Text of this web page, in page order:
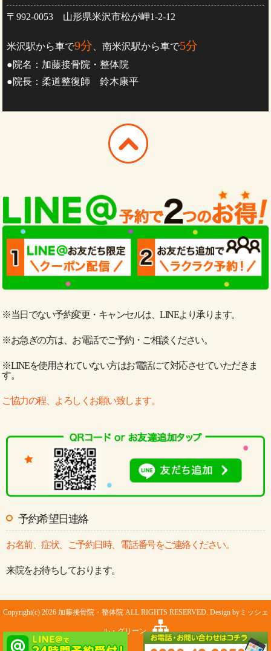
〒992-0053 山形県米沢市松が岬1-2-12
米沢駅から車で9分 、南米沢駅から車で5分
●院名：加藤接骨院・整体院
●院長：柔道整復師 鈴木康平
※当日でない予約変更・キャンセルは、LINEより承ります。
※お急ぎの方は、お電話でご予約・ご相談ください。
※LINEを使用されていない方はお電話にて対応させていただきま
す。
ご協力の程、よろしくお願い致します。
予約希望日連絡
お名前、症状、ご予約日時、電話番号をご連絡ください。
来院をお待ちしております。
Copyright(c) 2026 加藤接骨院・整体院 ALL RIGHTS RESERVED. Design byミッシェ
ル・グリーン